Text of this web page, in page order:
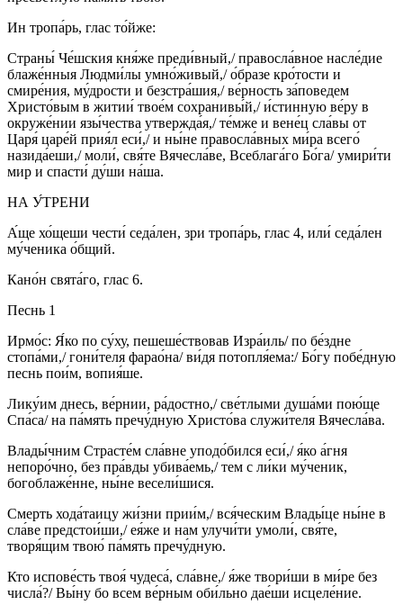
Ин тропа́рь, глас то́йже:
Страны́ Че́шския кня́же преди́вный,/ правосла́вное насле́дие
блаже́нныя Людми́лы умно́живый,/ о́бразе кро́тости и
смире́ния, му́дрости и безстра́шия,/ ве́рность за́поведем
Христо́вым в житии́ твое́м сохранивы́й,/ и́стинную ве́ру в
окруже́нии язы́чества утвержда́я,/ те́мже и вене́ц сла́вы от
Царя́ царе́й прия́л еси́,/ и ны́не правосла́вных ми́ра всего́
назида́еши,/ моли́, свя́те Вячесла́ве, Всеблага́го Бо́га/ умири́ти
мир и спасти́ ду́ши на́ша.
НА У́ТРЕНИ
А́ще хо́щеши чести́ седа́лен, зри тропа́рь, глас 4, или́ седа́лен
му́ченика о́бщий.
Кано́н свята́го, глас 6.
Песнь 1
Ирмо́с: Я́ко по су́ху, пешеше́ствовав Изра́иль/ по бе́здне
стопа́ми,/ гони́теля фарао́на/ ви́дя потопля́ема:/ Бо́гу побе́дную
песнь пои́м, вопия́ше.
Лику́им днесь, ве́рнии, ра́достно,/ све́тлыми душа́ми пою́ще
Спа́са/ на па́мять пречу́дную Христо́ва служи́теля Вячесла́ва.
Влады́чним Страсте́м сла́вне уподо́бился еси́,/ я́ко а́гня
непоро́чно, без пра́вды убива́емь,/ тем с ли́ки му́ченик,
богоблаже́нне, ны́не весели́шися.
Смерть хода́таицу жи́зни прии́м,/ вся́ческим Влады́це ны́не в
сла́ве предстои́ши,/ ея́же и нам улучи́ти умоли́, свя́те,
творя́щим твою́ па́мять пречу́дную.
Кто испове́сть твоя́ чудеса́, сла́вне,/ я́же твори́ши в ми́ре без
числа́?/ Вы́ну бо всем ве́рным оби́льно дае́ши исцеле́ние.